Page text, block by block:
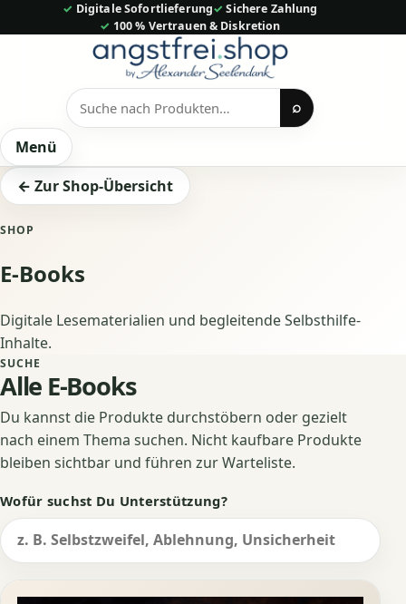
Inhalt
✓ Digitale Sofortlieferung
✓ Sichere Zahlung
✓ 100 % Vertrauen & Diskretion
Produkte
suchen
⌕
Menü
← Zur Shop-Übersicht
SHOP
E-Books
Digitale Lesematerialien und begleitende Selbsthilfe-
Inhalte.
SUCHE
Alle E-Books
Du kannst die Produkte durchstöbern oder gezielt
nach einem Thema suchen. Nicht kaufbare Produkte
bleiben sichtbar und führen zur Warteliste.
Wofür suchst Du Unterstützung?